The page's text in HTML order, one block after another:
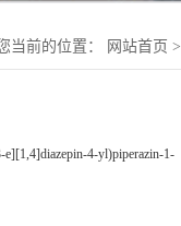
当前的位置： 网站首页 >
4-yl)piperazin-1-